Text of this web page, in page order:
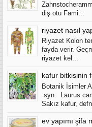
diş otu Fami...
riyazet nasıl
Riyazet Kolon
fayda verir.
riyazet kel...
kafur bitkisinin
Botanik İsimler
syn. Laurus
Sakız kafur,
ev yapımı şifa